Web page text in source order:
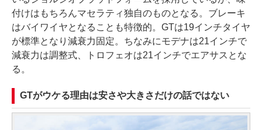
付けはもちろんマセラティ独自のものとなる。ブレーキ
はバイワイヤとなることも特徴的。GTは19インチタイヤ
が標準となり減衰力固定。ちなみにモデナは21インチで
減衰力は調整式、トロフェオは21インチでエアサスとな
る。
GTがウケる理由は安さや大きさだけの話ではない